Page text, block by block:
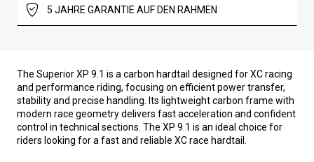
5 JAHRE GARANTIE AUF DEN RAHMEN
The Superior XP 9.1 is a carbon hardtail designed for XC racing
and performance riding, focusing on efficient power transfer,
stability and precise handling. Its lightweight carbon frame with
modern race geometry delivers fast acceleration and confident
control in technical sections. The XP 9.1 is an ideal choice for
riders looking for a fast and reliable XC race hardtail.